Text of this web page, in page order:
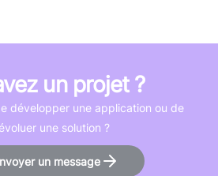
un projet ?
développer une application ou de
une solution ?
un message